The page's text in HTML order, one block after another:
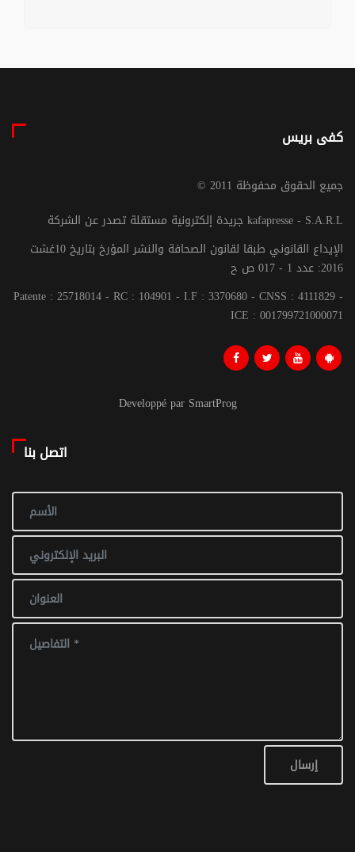
كفى بريس
© جميع الحقوق محفوظة 2011
جريدة إلكترونية مستقلة تصدر عن الشركة kafapresse - S.A.R.L
الإيداع القانوني طبقا لقانون الصحافة والنشر المؤرخ بتاريخ 10غشت
2016: عدد 1 - 017 ص ح
Patente : 25718014 - RC : 104901 - I.F : 3370680 - CNSS : 4111829 -
ICE : 001799721000071
Developpé par SmartProg
اتصل بنا